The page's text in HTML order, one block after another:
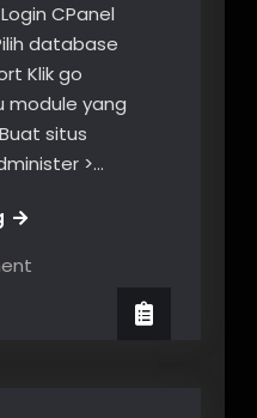
CPanel
database
Klik go
module yang
situs
>…
Update
on